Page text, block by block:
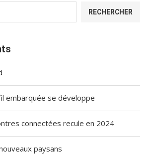
RECHERCHER
embarquée se développe
connectées recule en 2024
paysans